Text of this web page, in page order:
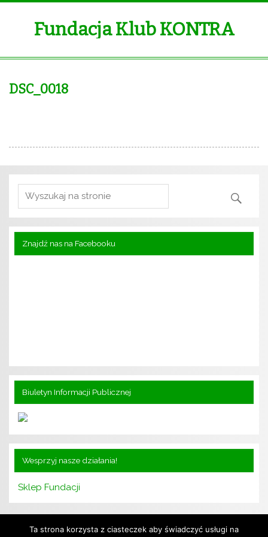
Fundacja Klub KONTRA
DSC_0018
Znajdź nas na Facebooku
Biuletyn Informacji Publicznej
Wesprzyj nasze działania!
Sklep Fundacji
Ta strona korzysta z ciasteczek aby świadczyć usługi na